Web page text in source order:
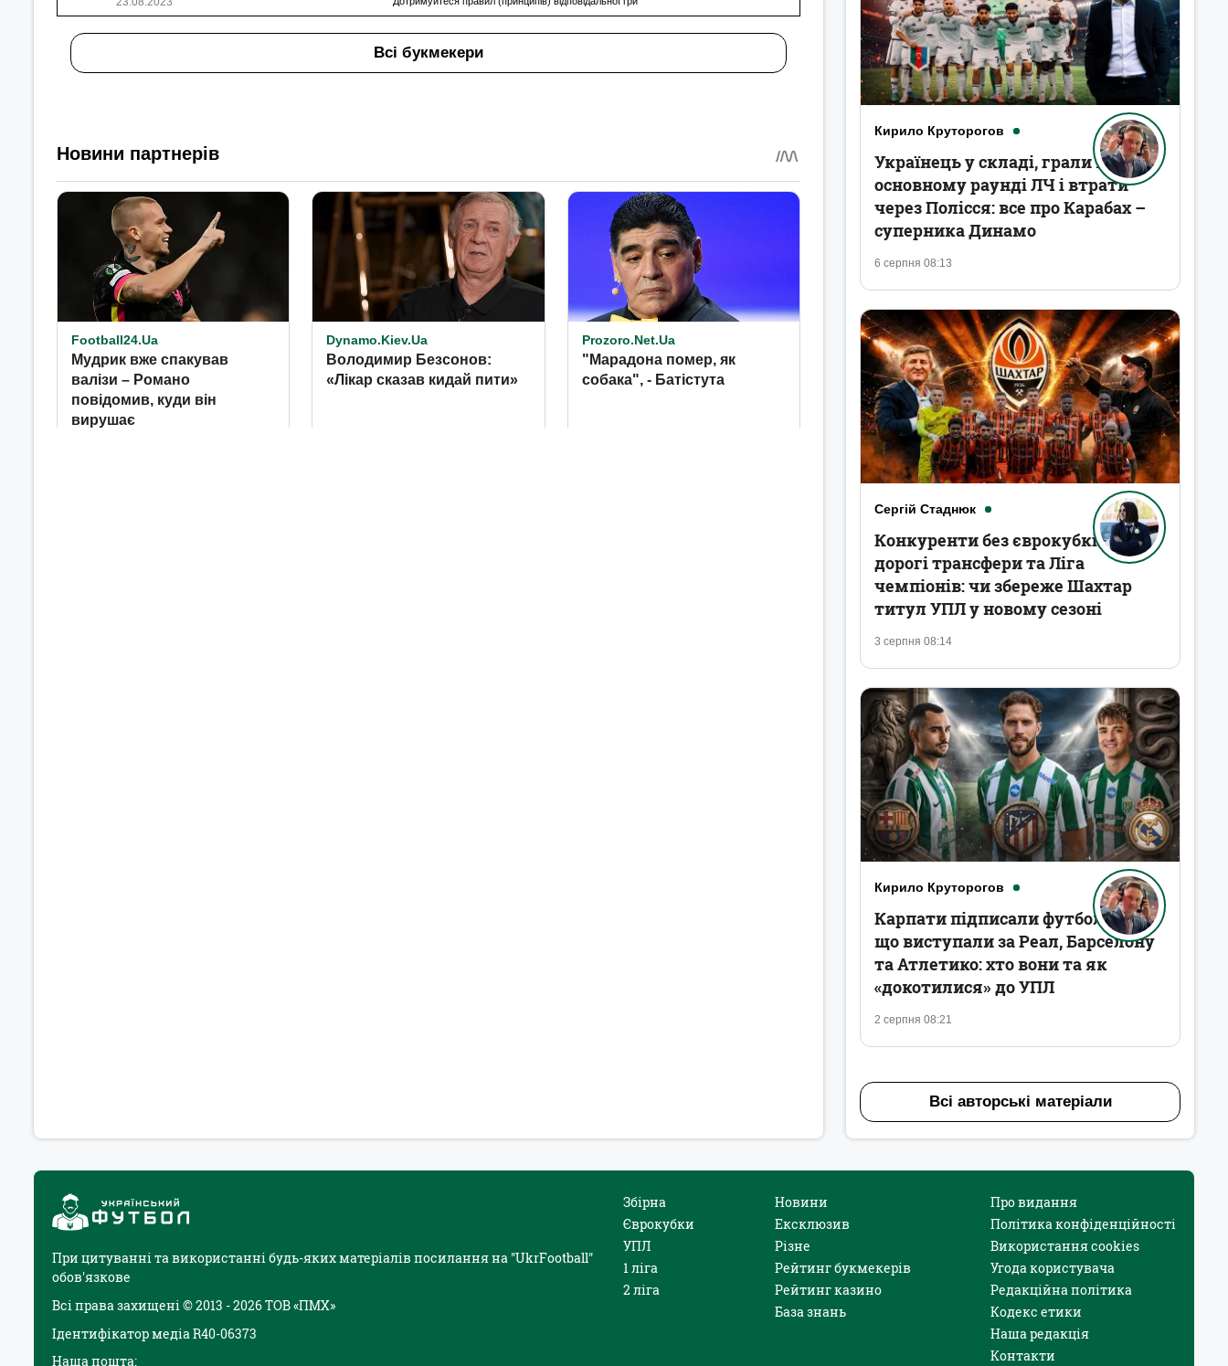
Всі букмекери
Кирило Круторогов
6 серпня 08:13
Українець у складі, грали в
основному раунді ЛЧ і втрати
через Полісся: все про Карабах –
суперника Динамо
Сергій Стаднюк
3 серпня 08:14
Конкуренти без єврокубків,
дорогі трансфери та Ліга
чемпіонів: чи збереже Шахтар
титул УПЛ у новому сезоні
Кирило Круторогов
2 серпня 08:21
Карпати підписали футболістів,
що виступали за Реал, Барселону
та Атлетико: хто вони та як
«докотилися» до УПЛ
Всі авторські матеріали
При цитуванні та використанні будь-яких матеріалів посилання на "UkrFootball"
обов'язкове
Всі права захищені © 2013 - 2026 ТОВ «ПМХ»
Ідентифікатор медіа R40-06373
Наша пошта:
Збірна
Єврокубки
УПЛ
1 ліга
2 ліга
Новини
Ексклюзив
Різне
Рейтинг букмекерів
Рейтинг казино
База знань
Про видання
Політика конфіденційності
Використання cookies
Угода користувача
Редакційна політика
Кодекс етики
Наша редакція
Контакти